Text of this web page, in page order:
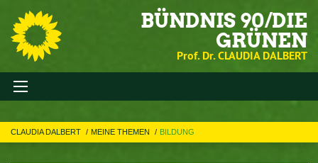
BÜNDNIS 90/DIE
GRÜNEN
Prof. Dr. CLAUDIA DALBERT
CLAUDIA DALBERT MEINE THEMEN BILDUNG